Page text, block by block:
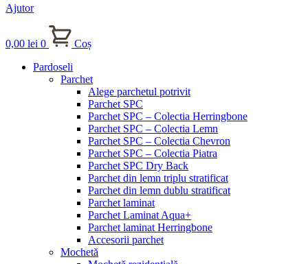
Ajutor
0,00 lei 0
Coș
Pardoseli
Parchet
Alege parchetul potrivit
Parchet SPC
Parchet SPC – Colectia Herringbone
Parchet SPC – Colectia Lemn
Parchet SPC – Colectia Chevron
Parchet SPC – Colectia Piatra
Parchet SPC Dry Back
Parchet din lemn triplu stratificat
Parchet din lemn dublu stratificat
Parchet laminat
Parchet Laminat Aqua+
Parchet laminat Herringbone
Accesorii parchet
Mochetă